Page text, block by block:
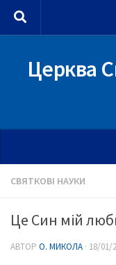
Skip to content
Церква
СВЯТКОВІ НАУКИ
Це Син мій
АВТОР О. МИКОЛА · 18/01/